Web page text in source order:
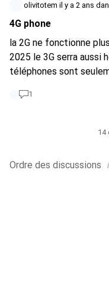
olivitotem il y a 2 ans
4G phone
la 2G ne fonctionne
2025 le 3G serra aussi
téléphones sont
souvent pas
1
Ordre des discussions i
14